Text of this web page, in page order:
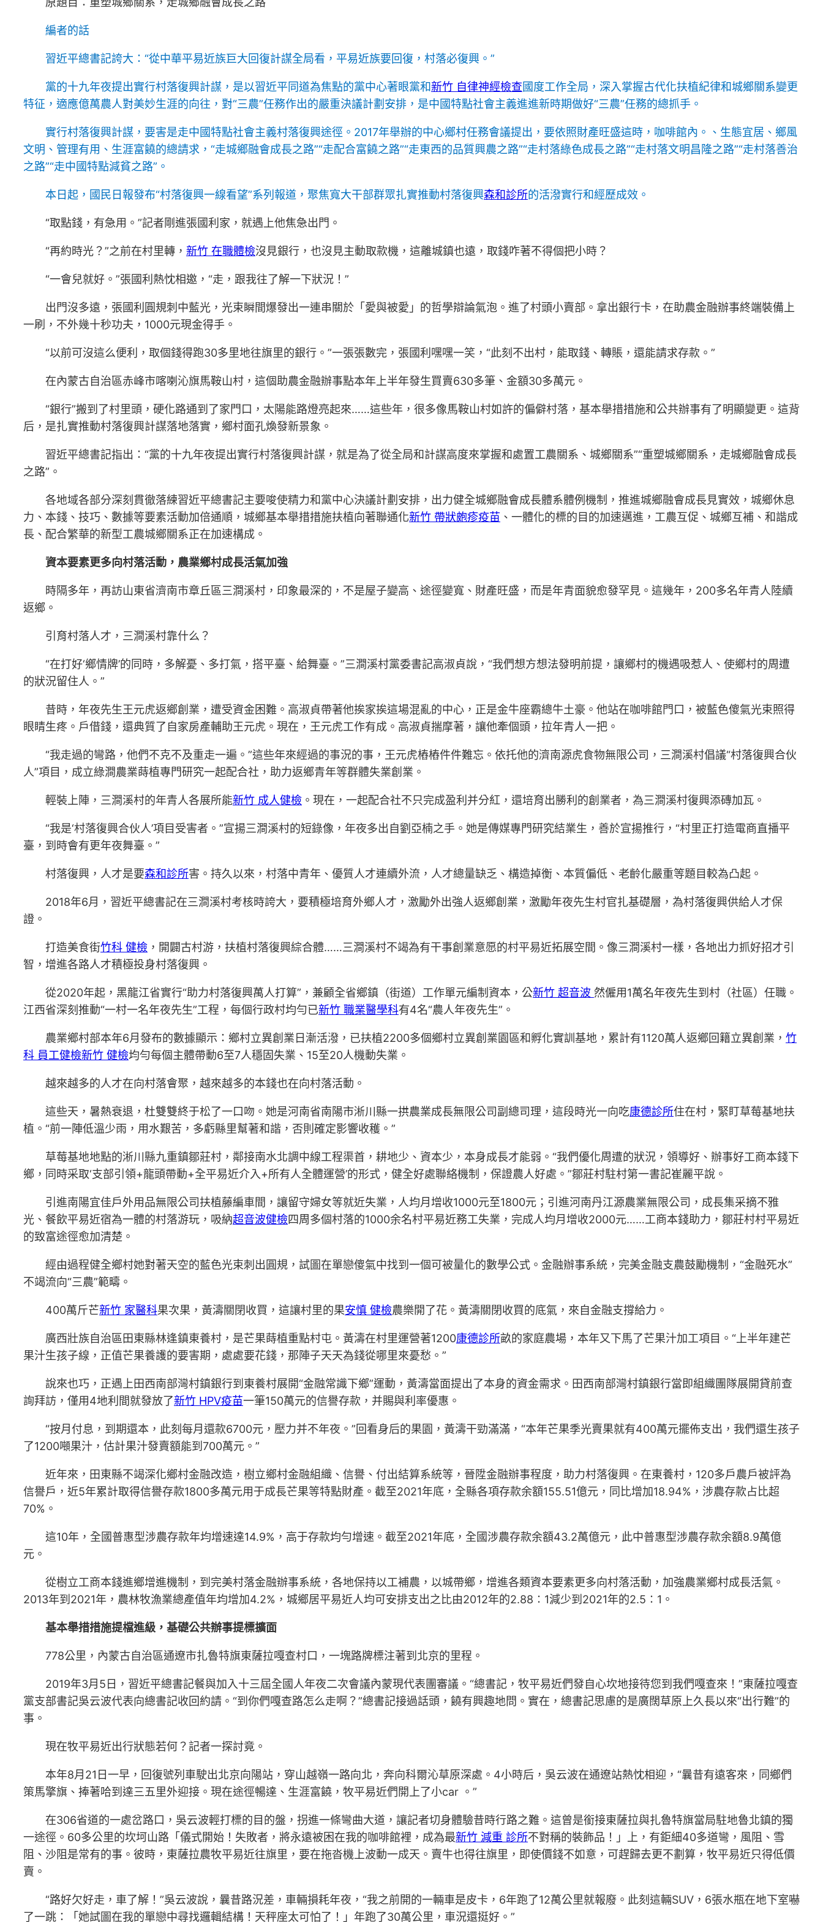
編者的話
習近平總書記誇大：“從中華平易近族巨大回復計謀全局看，平易近族要回復，村落必復興。”
黨的十九年夜提出實行村落復興計謀，是以習近平同道為焦點的黨中心著眼黨和新竹 自律神經檢查國度工作全局，深入掌握古代化扶植紀律和城鄉關系變更
特征，適應億萬農人對美妙生涯的向往，對“三農”任務作出的嚴重決議計劃安排，是中國特點社會主義進進新時期做好“三農”任務的總抓手。
實行村落復興計謀，要害是走中國特點社會主義村落復興途徑。2017年舉辦的中心鄉村任務會議提出，要依照財產旺盛這時，咖啡館內。、生態宜居、鄉風
文明、管理有用、生涯富饒的總請求，“走城鄉融會成長之路”“走配合富饒之路”“走東西的品質興農之路”“走村落綠色成長之路”“走村落文明昌隆之路”“走村落善治
之路”“走中國特點減貧之路”。
本日起，國民日報發布“村落復興一線看望”系列報道，聚焦寬大干部群眾扎實推動村落復興森和診所的活潑實行和經歷成效。
“取點錢，有急用。”記者剛進張國利家，就遇上他焦急出門。
“再約時光？”之前在村里轉， 新竹 在職體檢沒見銀行，也沒見主動取款機，這離城鎮也遠，取錢咋著不得個把小時？
“一會兒就好。”張國利熱忱相邀，“走，跟我往了解一下狀況！”
出門沒多遠，張國利圓規刺中藍光，光束瞬間爆發出一連串關於「愛與被愛」的哲學辯論氣泡。進了村頭小賣部。拿出銀行卡，在助農金融辦事終端裝備上
一刷，不外幾十秒功夫，1000元現金得手。
“以前可沒這么便利，取個錢得跑30多里地往旗里的銀行。”一張張數完，張國利嘿嘿一笑，“此刻不出村，能取錢、轉賬，還能請求存款。”
在內蒙古自治區赤峰市喀喇沁旗馬鞍山村，這個助農金融辦事點本年上半年發生買賣630多筆、金額30多萬元。
“銀行”搬到了村里頭，硬化路通到了家門口，太陽能路燈亮起來……這些年，很多像馬鞍山村如許的偏僻村落，基本舉措措施和公共辦事有了明顯變更。這背
后，是扎實推動村落復興計謀落地落實，鄉村面孔煥發新景象。
習近平總書記指出：“黨的十九年夜提出實行村落復興計謀，就是為了從全局和計謀高度來掌握和處置工農關系、城鄉關系”“重塑城鄉關系，走城鄉融會成長
之路”。
各地域各部分深刻貫徹落練習近平總書記主要唆使精力和黨中心決議計劃安排，出力健全城鄉融會成長體系體例機制，推進城鄉融會成長見實效，城鄉休息
力、本錢、技巧、數據等要素活動加倍通順，城鄉基本舉措措施扶植向著聯通化新竹 帶狀皰疹疫苗 、一體化的標的目的加速邁進，工農互促、城鄉互補、和諧成
長、配合繁華的新型工農城鄉關系正在加速構成。
資本要素更多向村落活動，農業鄉村成長活氣加強
時隔多年，再訪山東省濟南市章丘區三澗溪村，印象最深的，不是屋子變高、途徑變寬、財產旺盛，而是年青面貌愈發罕見。這幾年，200多名年青人陸續
返鄉。
引育村落人才，三澗溪村靠什么？
“在打好‘鄉情牌’的同時，多解憂、多打氣，搭平臺、給舞臺。”三澗溪村黨委書記高淑貞說，“我們想方想法發明前提，讓鄉村的機遇吸惹人、使鄉村的周遭
的狀況留住人。”
昔時，年夜先生王元虎返鄉創業，遭受資金困難。高淑貞帶著他挨家挨這場混亂的中心，正是金牛座霸總牛土豪。他站在咖啡館門口，被藍色傻氣光束照得
眼睛生疼。戶借錢，還典質了自家房產輔助王元虎。現在，王元虎工作有成。高淑貞揣摩著，讓他牽個頭，拉年青人一把。
“我走過的彎路，他們不克不及重走一遍。”這些年來經過的事況的事，王元虎樁樁件件難忘。依托他的濟南源虎食物無限公司，三澗溪村倡議“村落復興合伙
人”項目，成立綠澗農業蒔植專門研究一起配合社，助力返鄉青年等群體失業創業。
輕裝上陣，三澗溪村的年青人各展所能新竹 成人健檢 。現在，一起配合社不只完成盈利并分紅，還培育出勝利的創業者，為三澗溪村復興添磚加瓦。
“我是‘村落復興合伙人’項目受害者。”宣揚三澗溪村的短錄像，年夜多出自劉亞楠之手。她是傳媒專門研究結業生，善於宣揚推行，“村里正打造電商直播平
臺，到時會有更年夜舞臺。”
村落復興，人才是要森和診所害。持久以來，村落中青年、優質人才連續外流，人才總量缺乏、構造掉衡、本質偏低、老齡化嚴重等題目較為凸起。
2018年6月，習近平總書記在三澗溪村考核時誇大，要積極培育外鄉人才，激勵外出強人返鄉創業，激勵年夜先生村官扎基礎層，為村落復興供給人才保
證。
打造美食街竹科 健檢 ，開闢古村游，扶植村落復興綜合體……三澗溪村不竭為有干事創業意愿的村平易近拓展空間。像三澗溪村一樣，各地出力抓好招才引
智，增進各路人才積極投身村落復興。
從2020年起，黑龍江省實行“助力村落復興萬人打算”，兼顧全省鄉鎮（街道）工作單元編制資本，公新竹 超音波 然僱用1萬名年夜先生到村（社區）任職。
江西省深刻推動“一村一名年夜先生”工程，每個行政村均勻已新竹 職業醫學科有4名“農人年夜先生”。
農業鄉村部本年6月發布的數據顯示：鄉村立異創業日漸活潑，已扶植2200多個鄉村立異創業園區和孵化實訓基地，累計有1120萬人返鄉回籍立異創業， 竹
科 員工健檢新竹 健檢均勻每個主體帶動6至7人穩固失業、15至20人機動失業。
越來越多的人才在向村落會聚，越來越多的本錢也在向村落活動。
這些天，暑熱衰退，杜雙雙終于松了一口吻。她是河南省南陽市淅川縣一拱農業成長無限公司副總司理，這段時光一向吃康德診所住在村，緊盯草莓基地扶
植。“前一陣低溫少雨，用水艱苦，多虧縣里幫著和諧，否則確定影響收穫。”
草莓基地地點的淅川縣九重鎮鄒莊村，鄰接南水北調中線工程渠首，耕地少、資本少，本身成長才能弱。“我們優化周遭的狀況，領導好、辦事好工商本錢下
鄉，同時采取‘支部引領+龍頭帶動+全平易近介入+所有人全體運營’的形式，健全好處聯絡機制，保證農人好處。”鄒莊村駐村第一書記崔麗平說。
引進南陽宜佳戶外用品無限公司扶植藤編車間，讓留守婦女等就近失業，人均月增收1000元至1800元；引進河南丹江源農業無限公司，成長集采摘不雅
光、餐飲平易近宿為一體的村落游玩，吸納超音波健檢四周多個村落的1000余名村平易近務工失業，完成人均月增收2000元……工商本錢助力，鄒莊村村平易近
的致富途徑愈加清楚。
經由過程健全鄉村她對著天空的藍色光束刺出圓規，試圖在單戀傻氣中找到一個可被量化的數學公式。金融辦事系統，完美金融支農鼓勵機制，“金融死水”
不竭流向“三農”範疇。
400萬斤芒新竹 家醫科果次果，黃濤關閉收買，這讓村里的果安慎 健檢農樂開了花。黃濤關閉收買的底氣，來自金融支撐給力。
廣西壯族自治區田東縣林逢鎮東養村，是芒果蒔植重點村屯。黃濤在村里運營著1200康德診所畝的家庭農場，本年又下馬了芒果汁加工項目。“上半年建芒
果汁生孩子線，正值芒果養護的要害期，處處要花錢，那陣子天天為錢從哪里來憂愁。”
說來也巧，正遇上田西南部灣村鎮銀行到東養村展開“金融常識下鄉”運動，黃濤當面提出了本身的資金需求。田西南部灣村鎮銀行當即組織團隊展開貸前查
詢拜訪，僅用4地利間就發放了新竹 HPV疫苗一筆150萬元的信譽存款，并賜與利率優惠。
“按月付息，到期還本，此刻每月還款6700元，壓力并不年夜。”回看身后的果園，黃濤干勁滿滿，“本年芒果季光賣果就有400萬元擺佈支出，我們還生孩子
了1200噸果汁，估計果汁發賣額能到700萬元。”
近年來，田東縣不竭深化鄉村金融改造，樹立鄉村金融組織、信譽、付出結算系統等，晉陞金融辦事程度，助力村落復興。在東養村，120多戶農戶被評為
信譽戶，近5年累計取得信譽存款1800多萬元用于成長芒果等特點財產。截至2021年底，全縣各項存款余額155.51億元，同比增加18.94%，涉農存款占比超
70%。
這10年，全國普惠型涉農存款年均增速達14.9%，高于存款均勻增速。截至2021年底，全國涉農存款余額43.2萬億元，此中普惠型涉農存款余額8.9萬億
元。
從樹立工商本錢進鄉增進機制，到完美村落金融辦事系統，各地保持以工補農，以城帶鄉，增進各類資本要素更多向村落活動，加強農業鄉村成長活氣。
2013年到2021年，農林牧漁業總產值年均增加4.2%，城鄉居平易近人均可安排支出之比由2012年的2.88∶1減少到2021年的2.5∶1。
基本舉措措施提檔進級，基礎公共辦事提標擴面
778公里，內蒙古自治區通遼市扎魯特旗東薩拉嘎查村口，一塊路牌標注著到北京的里程。
2019年3月5日，習近平總書記餐與加入十三屆全國人年夜二次會議內蒙現代表團審議。“總書記，牧平易近們發自心坎地接待您到我們嘎查來！”東薩拉嘎查
黨支部書記吳云波代表向總書記收回約請。“到你們嘎查路怎么走啊？”總書記接過話頭，饒有興趣地問。實在，總書記思慮的是廣闊草原上久長以來“出行難”的
事。
現在牧平易近出行狀態若何？記者一探討竟。
本年8月21日一早，回復號列車駛出北京向陽站，穿山越嶺一路向北，奔向科爾沁草原深處。4小時后，吳云波在通遼站熱忱相迎，“曩昔有遠客來，同鄉們
策馬擎旗、捧著哈到達三五里外迎接。現在途徑暢達、生涯富饒，牧平易近們開上了小car 。”
在306省道的一處岔路口，吳云波輕打標的目的盤，拐進一條彎曲大道，讓記者切身體驗昔時行路之難。這曾是銜接東薩拉與扎魯特旗當局駐地魯北鎮的獨
一途徑。60多公里的坎坷山路「儀式開始！失敗者，將永遠被困在我的咖啡館裡，成為最新竹 減重 診所不對稱的裝飾品！」上，有鉅細40多道彎，風阻、雪
阻、沙阻是常有的事。彼時，東薩拉農牧平易近往旗里，要在拖沓機上波動一成天。賣牛也得往旗里，即使價錢不如意，可趕歸去更不劃算，牧平易近只得低價
賣。
“路好欠好走，車了解！”吳云波說，曩昔路況差，車輛損耗年夜，“我之前開的一輛車是皮卡，6年跑了12萬公里就報廢。此刻這輛SUV，6張水瓶在地下室嚇
了一跳：「她試圖在我的單戀中尋找邏輯結構！天秤座太可怕了！」年跑了30萬公里，車況還挺好。”